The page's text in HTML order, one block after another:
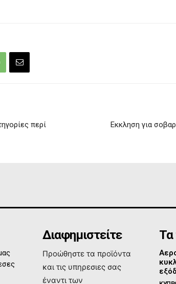
περί
Εκκληση για
Διαφημιστείτε
Προώθηστε τα προϊόντα
και τις υπηρεσιες σας
έναντι των
Τα